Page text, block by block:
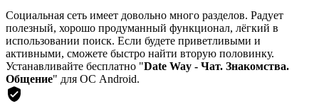
Социальная сеть имеет довольно много разделов. Радует
полезный, хорошо продуманный функционал, лёгкий в
использовании поиск. Если будете приветливыми и
активными, сможете быстро найти вторую половинку.
Устанавливайте бесплатно "Date Way - Чат. Знакомства.
Общение" для ОС Android.